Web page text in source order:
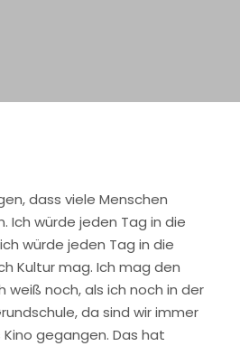
dass viele Menschen
Ich würde jeden Tag in die
würde jeden Tag in die
Kultur mag. Ich mag den
weiß noch, als ich noch in der
da sind wir immer
gegangen. Das hat